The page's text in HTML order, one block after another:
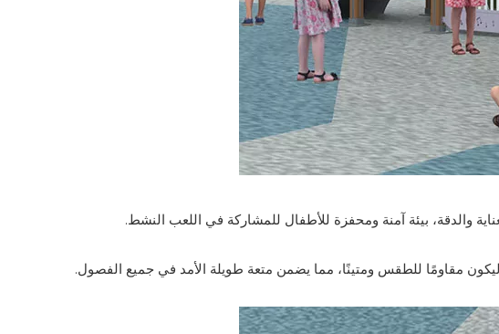
والدقة، بيئة آمنة ومحفزة للأطفال للمشاركة في اللعب النشط.
مقاومًا للطقس ومتينًا، مما يضمن متعة طويلة الأمد في جميع الفصول.